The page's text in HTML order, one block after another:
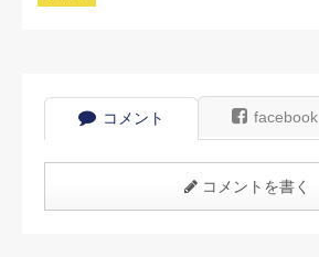
コメント facebook
コメントを書く